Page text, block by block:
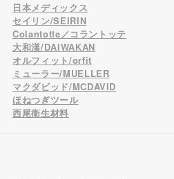
日本メディックス
セイリン/SEIRIN
Colantotte／コラントッテ
大和漢/DAIWAKAN
オルフィット/orfit
ミューラー/MUELLER
マクダビッド/MCDAVID
ほねつぎツール
西尾衛生材料